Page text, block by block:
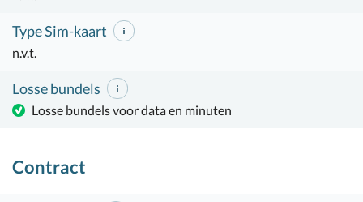
Type Sim-kaart
n.v.t.
Losse bundels
Losse bundels voor data en minuten
Contract